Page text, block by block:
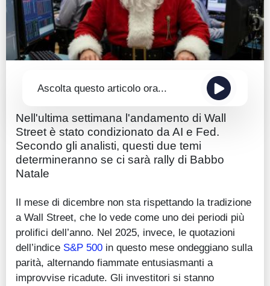
Ascolta questo articolo ora...
Nell'ultima settimana l'andamento di Wall
Street è stato condizionato da AI e Fed.
Secondo gli analisti, questi due temi
determineranno se ci sarà rally di Babbo
Natale
Il mese di dicembre non sta rispettando la tradizione
a Wall Street, che lo vede come uno dei periodi più
prolifici dell’anno. Nel 2025, invece, le quotazioni
dell’indice S&P 500 in questo mese ondeggiano sulla
parità, alternando fiammate entusiasmanti a
improvvise ricadute. Gli investitori si stanno